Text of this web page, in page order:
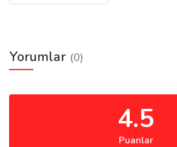
Yorumlar (0)
4.5
Puanlar